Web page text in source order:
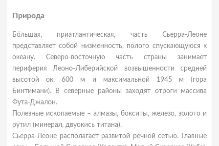
Природа
Бóльшая, приатлантическая, часть Сьерра-Леоне
представляет собой низменность, полого спускающуюся к
океану. Северо-восточную часть страны занимает
периферия Леоно-Либерийской возвышенности средней
высотой ок. 600 м и максимальной 1945 м (гора
Бинтимани). В северные районы заходят отроги массива
Фута-Джалон.
Полезные ископаемые – алмазы, бокситы, железо, золото и
рутил (минерал, двуокись титана).
Сьерра-Леоне располагает развитой речной сетью. Главные